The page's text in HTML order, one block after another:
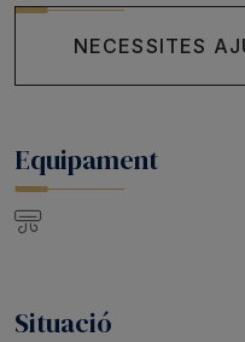
NECESSITES
Equipament
Situació